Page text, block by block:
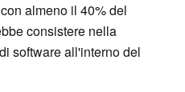
almeno il 40% del
consistere nella
software all'interno del